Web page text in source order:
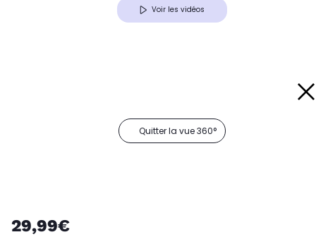
Voir les vidéos
Quitter la vue 360°
29,99€